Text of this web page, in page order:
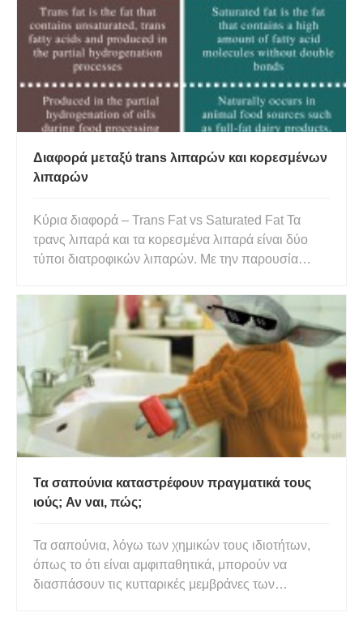
κατάσταση. Όταν τα στοιχεία
Διαφορά μεταξύ trans λιπαρών και κορεσμένων
λιπαρών
Κύρια διαφορά – Trans Fat vs Saturated Fat Τα
τρανς λιπαρά και τα κορεσμένα λιπαρά είναι δύο
τύποι διατροφικών λιπαρών. Με την παρουσία
λίπος που προέρχεται από ζωικές και φυτικές
πηγές και χρησιμεύει ως μακροθρεπτικό συστατικό
στο σώμα ονομάζεται διαιτ
Τα σαπούνια καταστρέφουν πραγματικά τους
ιούς; Αν ναι, πώς;
Τα σαπούνια, λόγω των χημικών τους ιδιοτήτων,
όπως το ότι είναι αμφιπαθητικά, μπορούν να
διασπάσουν τις κυτταρικές μεμβράνες των